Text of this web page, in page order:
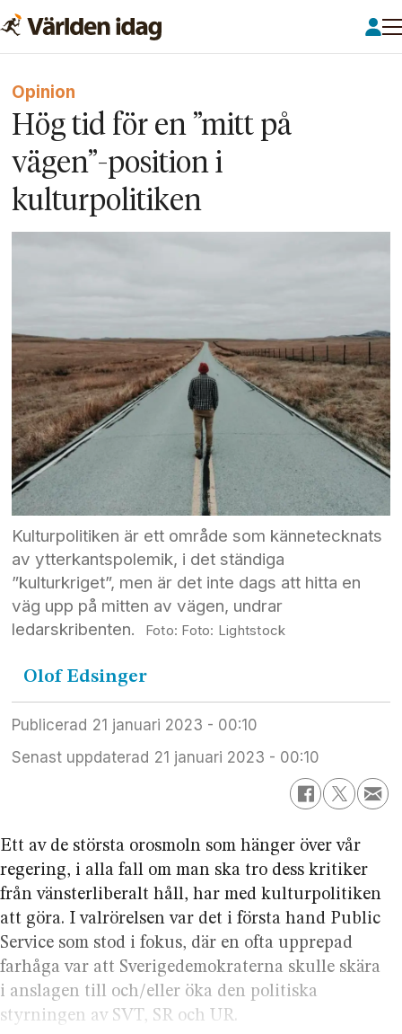
Opinion
Hög tid för en ”mitt på
vägen”-position i
kulturpolitiken
Kulturpolitiken är ett område som kännetecknats
av ytterkantspolemik, i det ständiga
”kulturkriget”, men är det inte dags att hitta en
väg upp på mitten av vägen, undrar
ledarskribenten.
Foto: Lightstock
Olof Edsinger
Publicerad
21 januari 2023 - 00:10
Senast uppdaterad
21 januari 2023 - 00:10
Ett av de största orosmoln som hänger över vår
regering, i alla fall om man ska tro dess kritiker
från vänsterliberalt håll, har med kulturpolitiken
att göra. I valrörelsen var det i första hand Public
Service som stod i fokus, där en ofta upprepad
farhåga var att Sverigedemokraterna skulle skära
i anslagen till och/eller öka den politiska
styrningen av SVT, SR och UR.